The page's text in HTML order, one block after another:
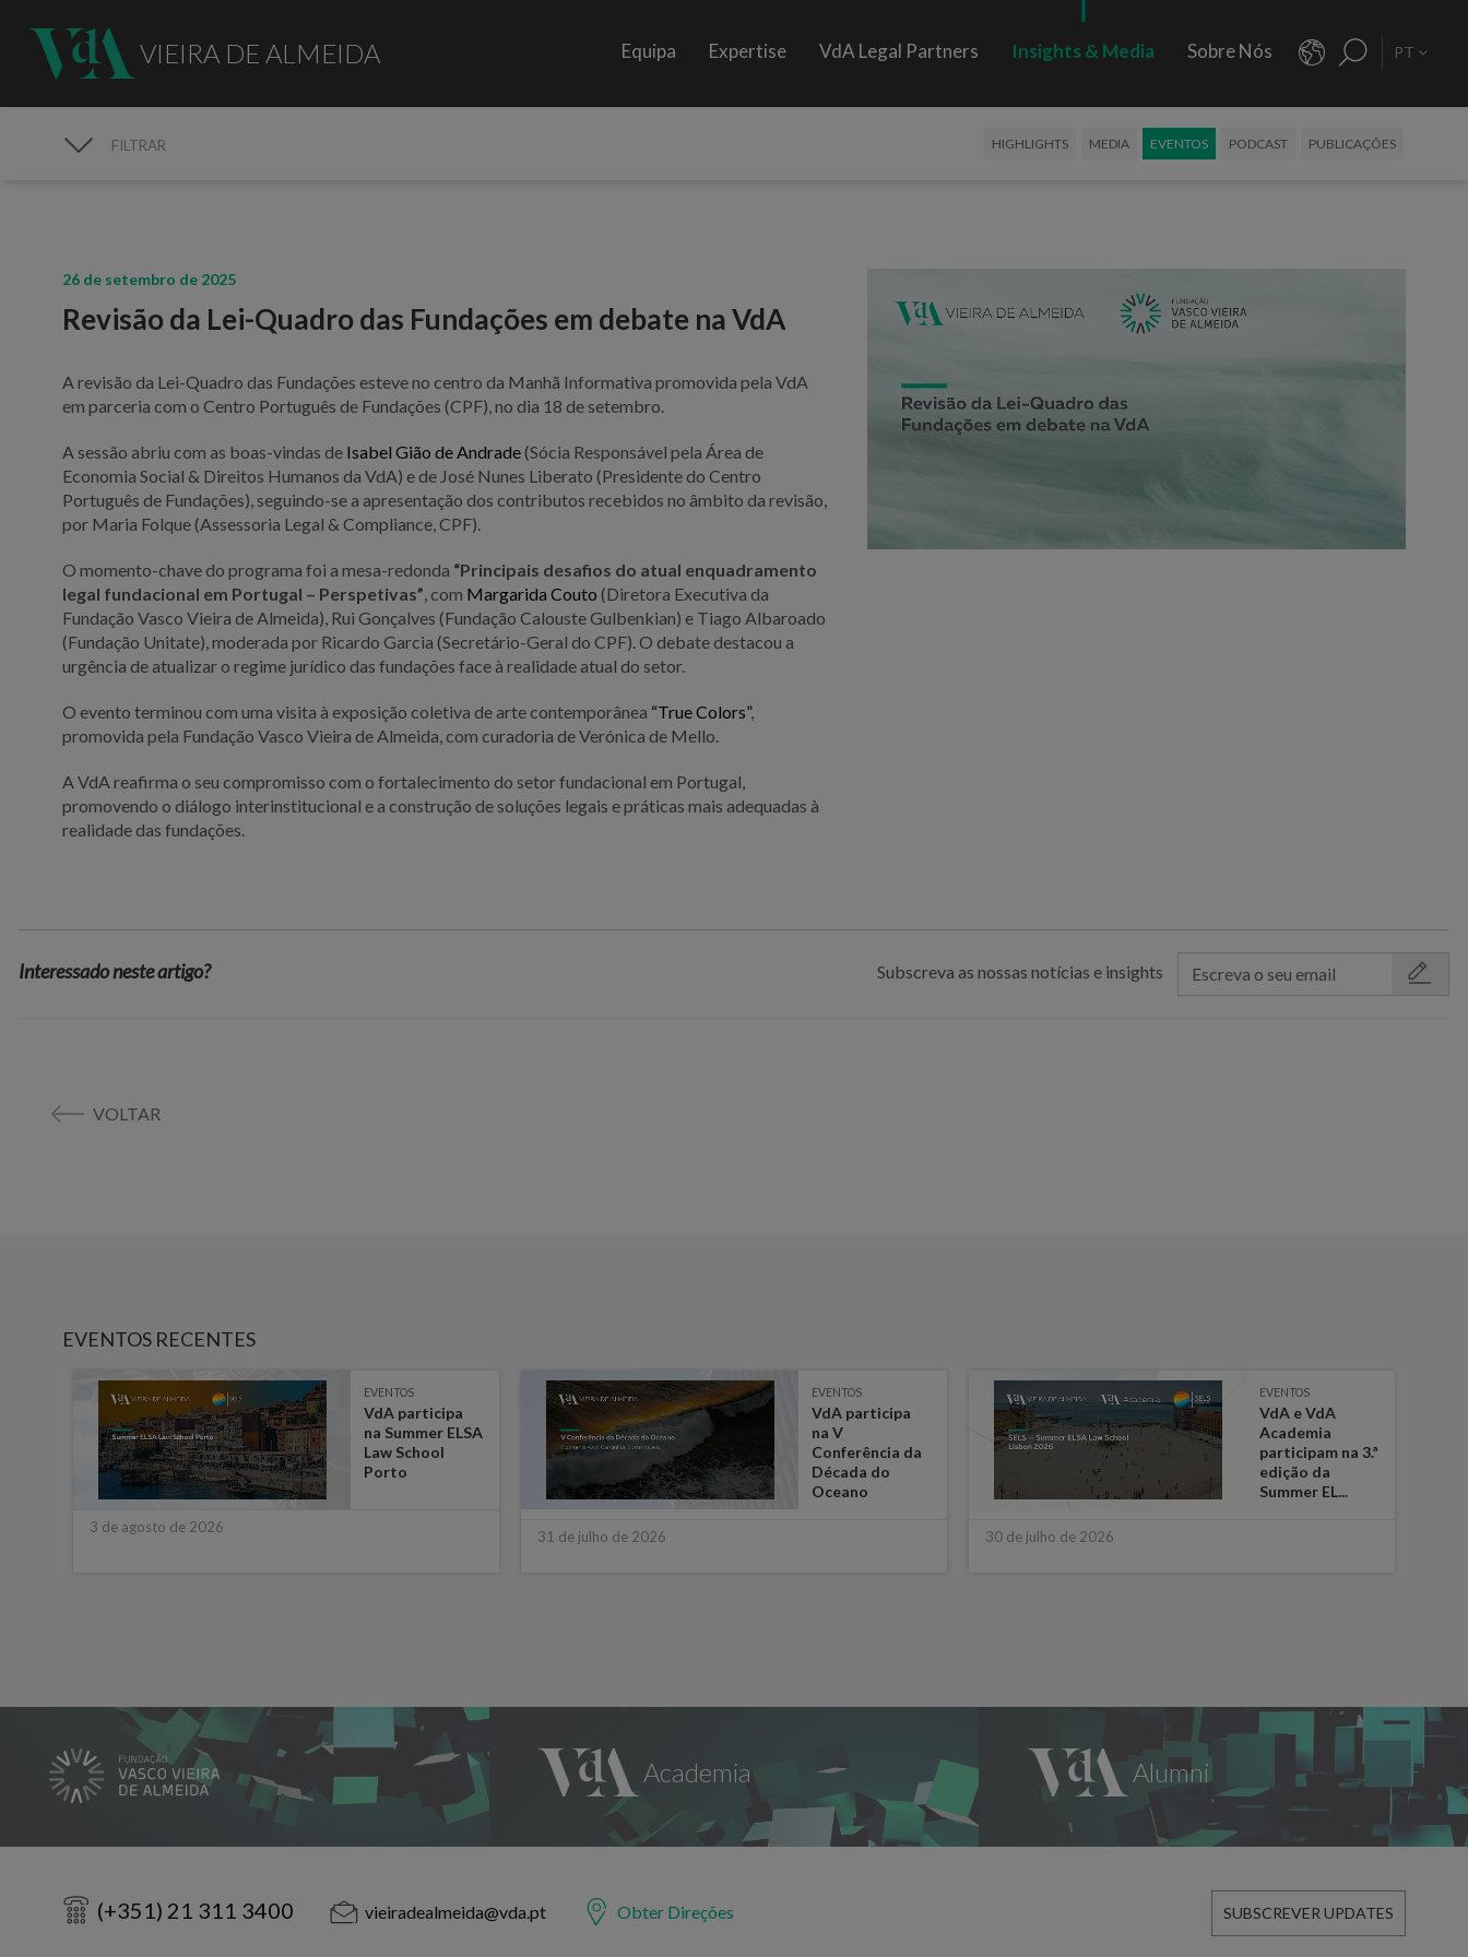
VIEIRA DE ALMEIDA Equipa Expertise VdA Legal Partners Insights & Media Sobre Nós PT
FILTRAR HIGHLIGHTS MEDIA EVENTOS PODCAST PUBLICAÇÕES
26 de setembro de 2025
Revisão da Lei-Quadro das Fundações em debate na VdA
A revisão da Lei-Quadro das Fundações esteve no centro da Manhã Informativa promovida pela VdA
em parceria com o Centro Português de Fundações (CPF), no dia 18 de setembro.
A sessão abriu com as boas-vindas de Isabel Gião de Andrade(Sócia Responsável pela Área de
Economia Social & Direitos Humanos da VdA) e de José Nunes Liberato (Presidente do Centro
Português de Fundações), seguindo-se a apresentação dos contributos recebidos no âmbito da revisão,
por Maria Folque (Assessoria Legal & Compliance, CPF).
O momento-chave do programa foi a mesa-redonda “Principais desafios do atual enquadramento
legal fundacional em Portugal – Perspetivas” , com Margarida Couto (Diretora Executiva da
Fundação Vasco Vieira de Almeida), Rui Gonçalves (Fundação Calouste Gulbenkian) e Tiago Albaroado
(Fundação Unitate), moderada por Ricardo Garcia (Secretário-Geral do CPF). O debate destacou a
urgência de atualizar o regime jurídico das fundações face à realidade atual do setor.
O evento terminou com uma visita à exposição coletiva de arte contemporânea “True Colors”,
promovida pela Fundação Vasco Vieira de Almeida, com curadoria de Verónica de Mello.
A VdA reafirma o seu compromisso com o fortalecimento do setor fundacional em Portugal,
promovendo o diálogo interinstitucional e a construção de soluções legais e práticas mais adequadas à
realidade das fundações.
Interessado neste artigo? Subscreva as nossas notícias e insights
VOLTAR
EVENTOS RECENTES
EVENTOS
VdA participa
na Summer ELSA
Law School
Porto
3 de agosto de 2026
EVENTOS
VdA participa
na V
Conferência da
Década do
Oceano
31 de julho de 2026
EVENTOS
VdA e VdA
Academia
participam na 3.ª
edição da
Summer EL...
30 de julho de 2026
(+351) 21 311 3400 vieiradealmeida@vda.pt Obter Direções SUBSCREVER UPDATES